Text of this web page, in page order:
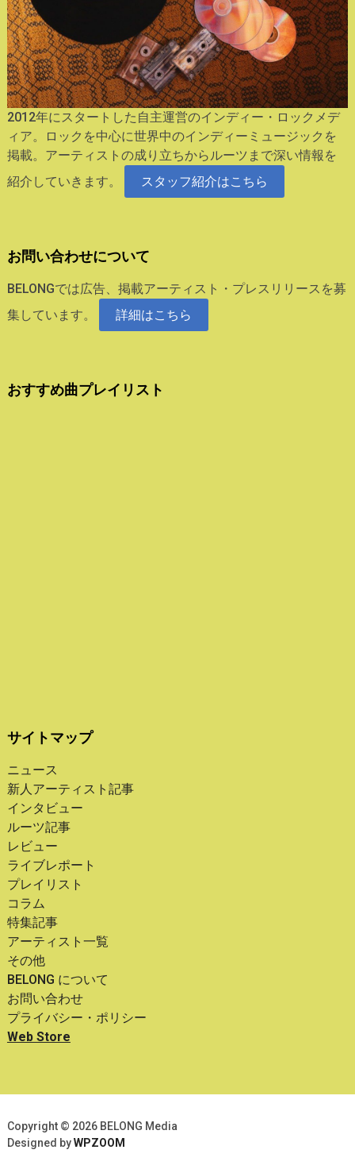
2012年にスタートした自主運営のインディー・ロックメデ
ィア。ロックを中心に世界中のインディーミュージックを
掲載。アーティストの成り立ちからルーツまで深い情報を
紹介していきます。
スタッフ紹介はこちら
お問い合わせについて
BELONGでは広告、掲載アーティスト・プレスリリースを募
集しています。
詳細はこちら
おすすめ曲プレイリスト
サイトマップ
ニュース
新人アーティスト記事
インタビュー
ルーツ記事
レビュー
ライブレポート
プレイリスト
コラム
特集記事
アーティスト一覧
その他
BELONG について
お問い合わせ
プライバシー・ポリシー
Web Store
Copyright © 2026 BELONG Media
Designed byWPZOOM